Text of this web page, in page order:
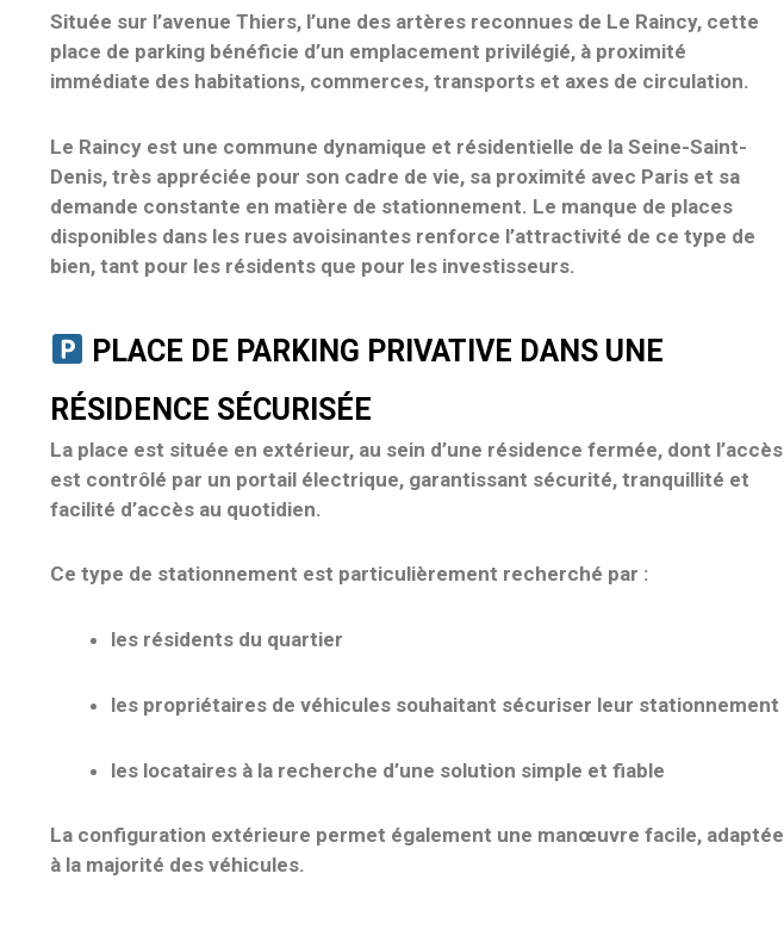
Située sur l’avenue Thiers, l’une des artères reconnues de Le Raincy, cette
place de parking bénéficie d’un emplacement privilégié, à proximité
immédiate des habitations, commerces, transports et axes de circulation.
Le Raincy est une commune dynamique et résidentielle de la Seine-Saint-
Denis, très appréciée pour son cadre de vie, sa proximité avec Paris et sa
demande constante en matière de stationnement. Le manque de places
disponibles dans les rues avoisinantes renforce l’attractivité de ce type de
bien, tant pour les résidents que pour les investisseurs.
PLACE DE PARKING PRIVATIVE DANS UNE
RÉSIDENCE SÉCURISÉE
La place est située en extérieur, au sein d’une résidence fermée, dont l’accès
est contrôlé par un portail électrique, garantissant sécurité, tranquillité et
facilité d’accès au quotidien.
Ce type de stationnement est particulièrement recherché par :
les résidents du quartier
les propriétaires de véhicules souhaitant sécuriser leur stationnement
les locataires à la recherche d’une solution simple et fiable
La configuration extérieure permet également une manœuvre facile, adaptée
à la majorité des véhicules.